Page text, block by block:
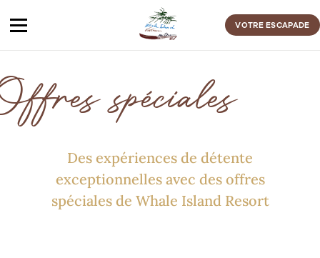
au
VOTRE ESCAPADE
spéciales
Des expériences de détente
exceptionnelles avec des offres
spéciales de Whale Island Resort